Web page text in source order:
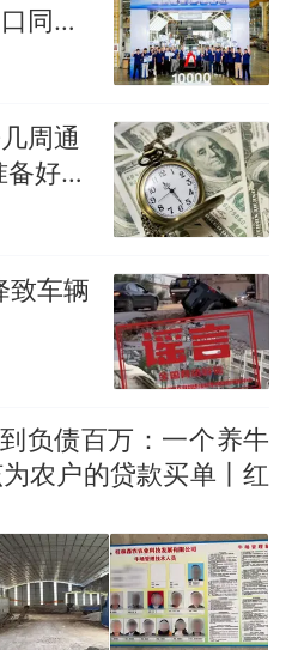
同比
周通
好加
致车辆
负债百万：一个养牛
农户的贷款买单丨红